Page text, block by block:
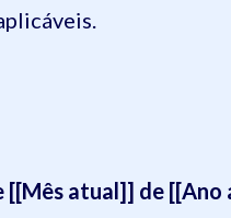
atual]] de [[Ano